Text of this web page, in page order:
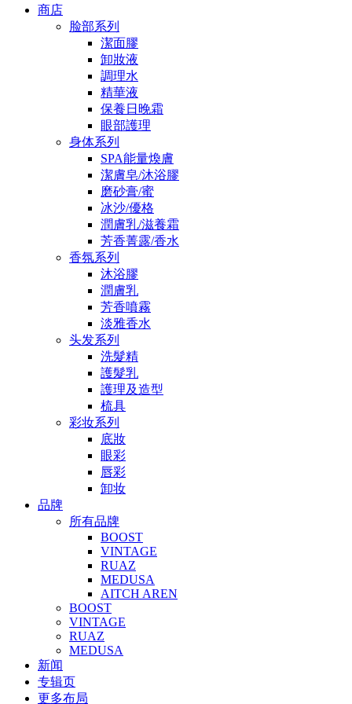
商店
脸部系列
潔面膠
卸妝液
調理水
精華液
保養日晚霜
眼部護理
身体系列
SPA能量煥膚
潔膚皂/沐浴膠
磨砂膏/蜜
冰沙/優格
潤膚乳/滋養霜
芳香菁露/香水
香氛系列
沐浴膠
潤膚乳
芳香噴霧
淡雅香水
头发系列
洗髮精
護髮乳
護理及造型
梳具
彩妆系列
底妝
眼彩
唇彩
卸妆
品牌
所有品牌
BOOST
VINTAGE
RUAZ
MEDUSA
AITCH AREN
BOOST
VINTAGE
RUAZ
MEDUSA
新闻
专辑页
更多布局